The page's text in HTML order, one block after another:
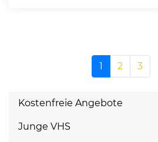
1 2 3
Kostenfreie Angebote
Junge VHS